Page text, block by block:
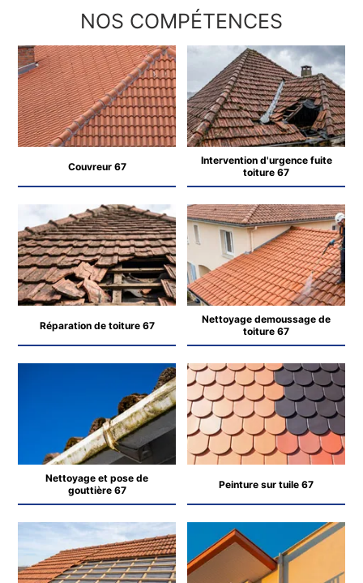
NOS COMPÉTENCES
Couvreur 67
Intervention d'urgence fuite
toiture 67
Réparation de toiture 67
Nettoyage demoussage de
toiture 67
Nettoyage et pose de
gouttière 67
Peinture sur tuile 67